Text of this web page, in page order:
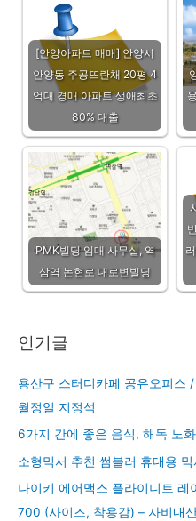
[안양아파트 매매] 안양시
안양동 주공뜨란채 20평 4
억대 경매 아파트 생애최초
80% 대출
PMK빌딩 임대 사무실, 역
삼역 논현로 대로변빌딩
인기글
용산구 스터디카페 공유오피스
월정일 지정석
6가지 간에 좋은 음식, 해독 노
소형믹서 추천 썸블러 휴대용
나이키 에어맥스 플라이니트
700 (사이즈, 착용감) – 자비내